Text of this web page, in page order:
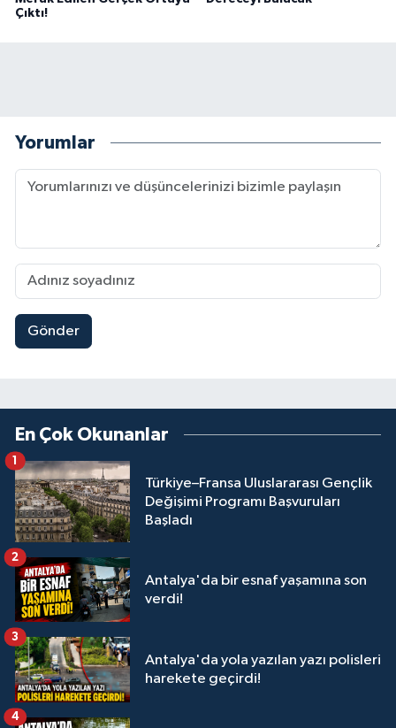
Çıktı!
Yorumlar
Gönder
En Çok Okunanlar
Türkiye–Fransa Uluslararası Gençlik
Değişimi Programı Başvuruları
Başladı
1
Antalya'da bir esnaf yaşamına son
verdi!
2
Antalya'da yola yazılan yazı polisleri
harekete geçirdi!
3
4